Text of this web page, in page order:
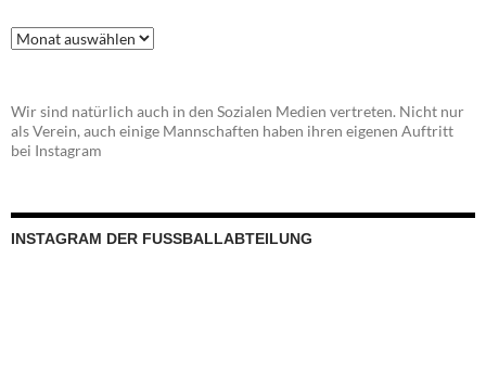
Beitragsarchiv
Wir sind natürlich auch in den Sozialen Medien vertreten. Nicht nur
als Verein, auch einige Mannschaften haben ihren eigenen Auftritt
bei Instagram
INSTAGRAM DER FUSSBALLABTEILUNG